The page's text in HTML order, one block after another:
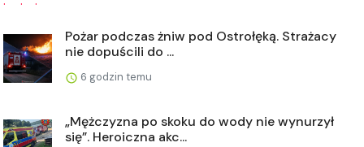
Pożar podczas żniw pod Ostrołęką. Strażacy
nie dopuścili do ...
6 godzin temu
„Mężczyzna po skoku do wody nie wynurzył
się”. Heroiczna akc...